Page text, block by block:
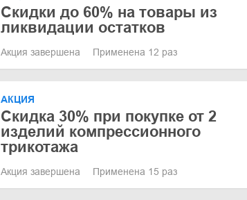
Скидки до 60% на товары из
ликвидации остатков
Акция завершена Применена 12 раз
АКЦИЯ
Скидка 30% при покупке от 2
изделий компрессионного
трикотажа
Акция завершена Применена 15 раз